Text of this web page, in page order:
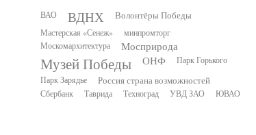
ВАО ВДНХ Волонтёры Победы
Мастерская «Сенеж»
минпромторг
Москомархитектура
Мосприрода
Музей Победы ОНФ
Парк Горького
Парк Зарядье
Россия страна возможностей
Сбербанк Таврида Техноград УВД ЗАО ЮВАО